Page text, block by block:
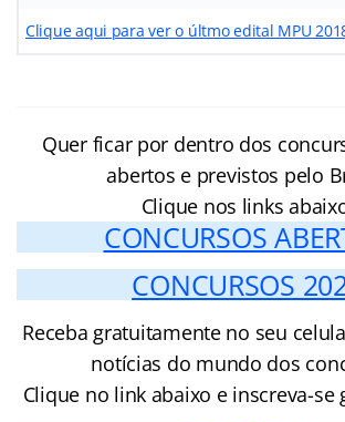
Clique aqui para ver o últmo edital MPU
Quer ficar por dentro dos
abertos e previstos pelo
Clique nos links
CONCURSOS
CONCURSOS
Receba gratuitamente no seu
notícias do mundo dos
Clique no link abaixo e inscreva-se